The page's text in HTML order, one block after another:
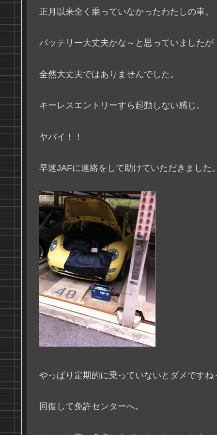
正月以来全く乗っていなかったわたしの車。
バッテリー大丈夫かな～と思っていましたが
全然大丈夫ではありませんでした。
キーレスエントリーすら起動しない感じ。
ヤバイ！！
早速JAFに連絡をして助けていただきました
やっぱり定期的に乗っていないとダメですね
回復して免許センターへ。